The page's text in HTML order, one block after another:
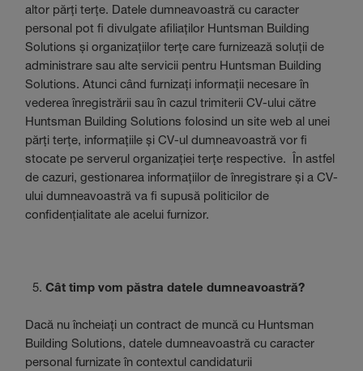
altor părți terțe. Datele dumneavoastră cu caracter
personal pot fi divulgate afiliaților Huntsman Building
Solutions și organizațiilor terțe care furnizează soluții de
administrare sau alte servicii pentru Huntsman Building
Solutions. Atunci când furnizați informații necesare în
vederea înregistrării sau în cazul trimiterii CV-ului către
Huntsman Building Solutions folosind un site web al unei
părți terțe, informațiile și CV-ul dumneavoastră vor fi
stocate pe serverul organizației terțe respective. În astfel
de cazuri, gestionarea informațiilor de înregistrare și a CV-
ului dumneavoastră va fi supusă politicilor de
confidențialitate ale acelui furnizor.
Cât timp vom păstra datele dumneavoastră?
Dacă nu încheiați un contract de muncă cu Huntsman
Building Solutions, datele dumneavoastră cu caracter
personal furnizate în contextul candidaturii